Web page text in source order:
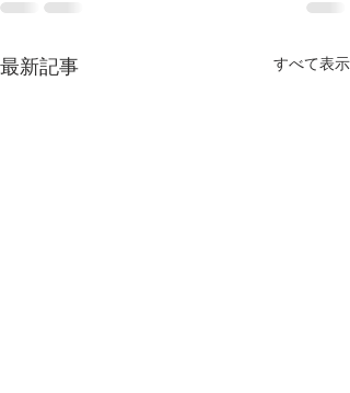
最新記事 すべて表示